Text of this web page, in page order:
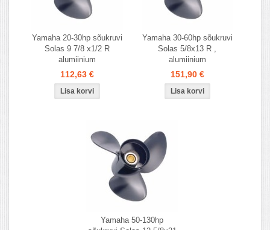
Yamaha 20-30hp sõukruvi
Solas 9 7/8 x1/2 R
alumiinium
112,63 €
Yamaha 30-60hp sõukruvi
Solas 5/8x13 R ,
alumiinium
151,90 €
Yamaha 50-130hp